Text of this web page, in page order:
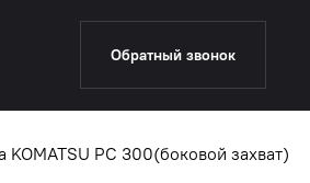
Обратный звонок
PC 300(боковой захват)